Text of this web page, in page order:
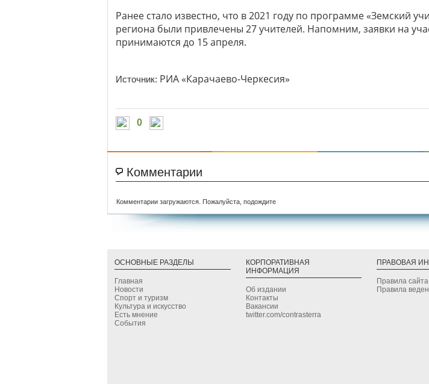
Ранее стало известно, что в 2021 году по программе «Земский
региона были привлечены 27 учителей. Напомним, заявки на
принимаются до 15 апреля.
Источник: РИА «Карачаево-Черкесия»
0
Комментарии
Комментарии загружаются. Пожалуйста, подождите
ОСНОВНЫЕ РАЗДЕЛЫ
Главная
Новости
Спорт и туризм
Культура и искусство
Есть мнение
События
КОРПОРАТИВНАЯ
ИНФОРМАЦИЯ
Об издании
Контакты
Вакансии
twitter.com/contrasterra
ПРАВОВАЯ
Правила сайта
Правила